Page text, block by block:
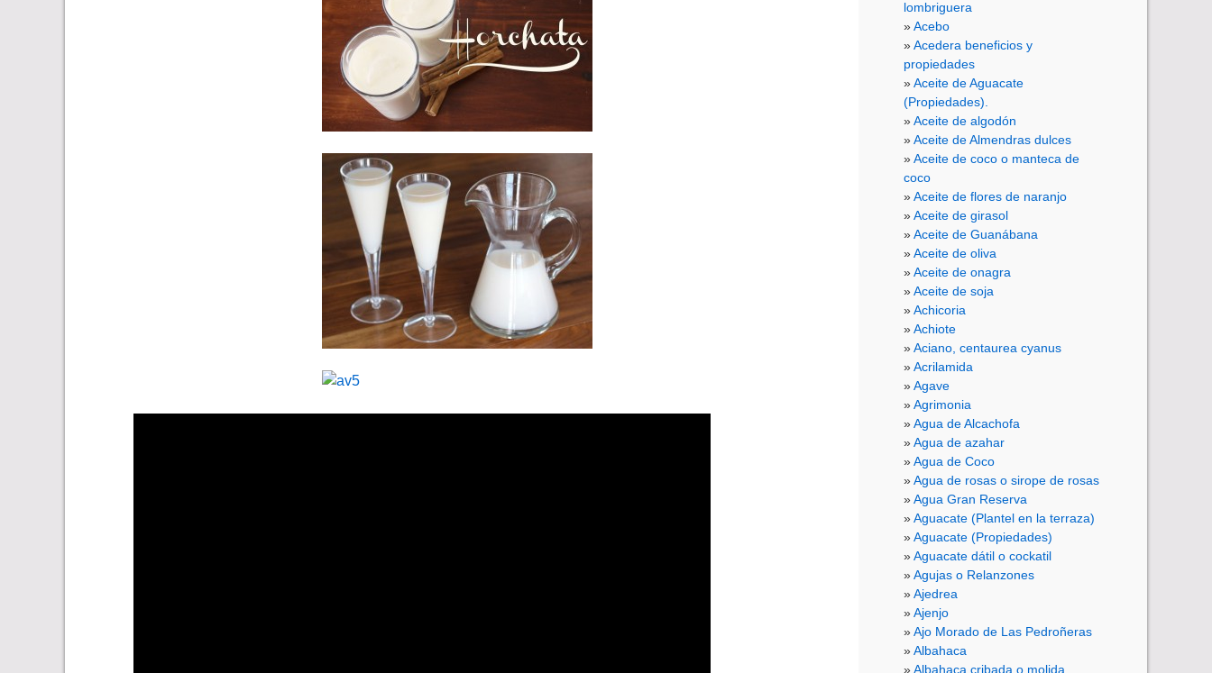
lombriguera
Acebo
Acedera beneficios y
propiedades
Aceite de Aguacate
(Propiedades).
Aceite de algodón
Aceite de Almendras dulces
Aceite de coco o manteca de
coco
Aceite de flores de naranjo
Aceite de girasol
Aceite de Guanábana
Aceite de oliva
Aceite de onagra
Aceite de soja
Achicoria
Achiote
Aciano, centaurea cyanus
Acrilamida
Agave
Agrimonia
Agua de Alcachofa
Agua de azahar
Agua de Coco
Agua de rosas o sirope de rosas
Agua Gran Reserva
Aguacate (Plantel en la terraza)
Aguacate (Propiedades)
Aguacate dátil o cockatil
Agujas o Relanzones
Ajedrea
Ajenjo
Ajo Morado de Las Pedroñeras
Albahaca
Albahaca cribada o molida